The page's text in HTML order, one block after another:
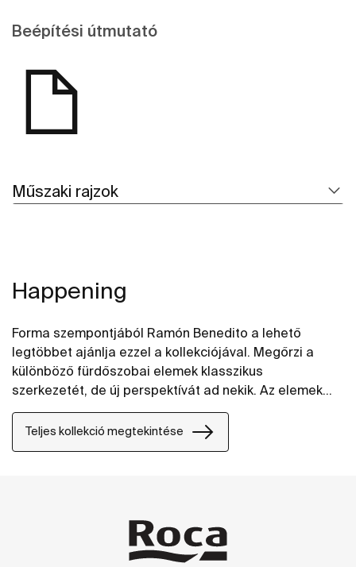
Beépítési útmutató
Műszaki rajzok
Happening
Forma szempontjából Ramón Benedito a lehető
legtöbbet ajánlja ezzel a kollekciójával. Megőrzi a
különböző fürdőszobai elemek klasszikus
szerkezetét, de új perspektívát ad nekik. Az elemek
kompaktak, formájuk pedig lényegretörő.
Egyszerűségük zavartalan teret teremt, amely a
fürdőszoba tágasságát alapjellemzőjeként és
Teljes kollekció megtekintése